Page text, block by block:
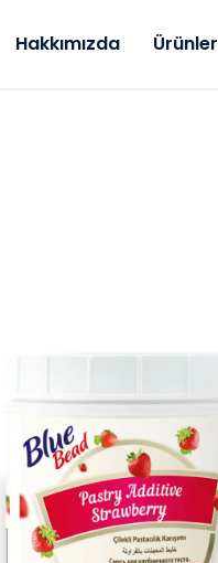
Hakkımızda Ürünler